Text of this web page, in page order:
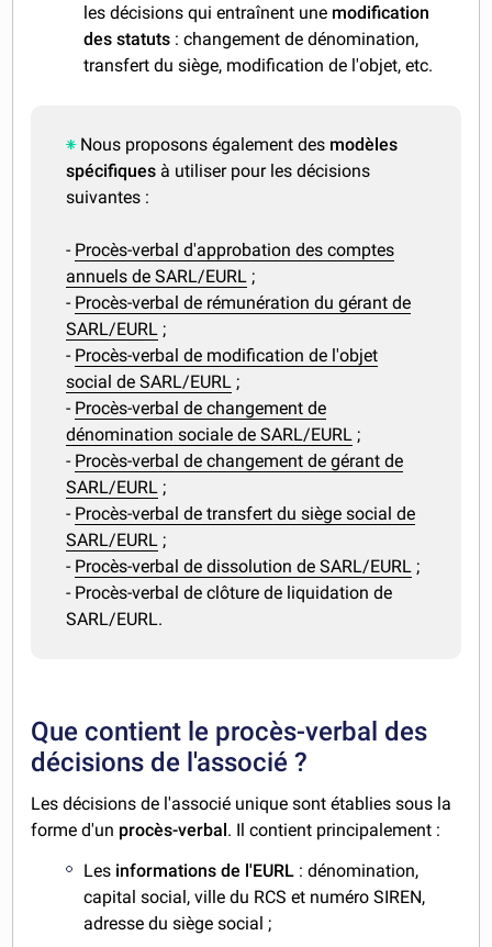
les décisions qui entraînent une modification
des statuts : changement de dénomination,
transfert du siège, modification de l'objet, etc.
Nous proposons également des modèles
spécifiques à utiliser pour les décisions
suivantes :
- Procès-verbal d'approbation des comptes
annuels de SARL/EURL ;
- Procès-verbal de rémunération du gérant de
SARL/EURL ;
- Procès-verbal de modification de l'objet
social de SARL/EURL ;
- Procès-verbal de changement de
dénomination sociale de SARL/EURL ;
- Procès-verbal de changement de gérant de
SARL/EURL ;
- Procès-verbal de transfert du siège social de
SARL/EURL ;
- Procès-verbal de dissolution de SARL/EURL ;
- Procès-verbal de clôture de liquidation de
SARL/EURL.
Que contient le procès-verbal des
décisions de l'associé ?
Les décisions de l'associé unique sont établies sous la
forme d'un procès-verbal. Il contient principalement :
Les informations de l'EURL : dénomination,
capital social, ville du RCS et numéro SIREN,
adresse du siège social ;